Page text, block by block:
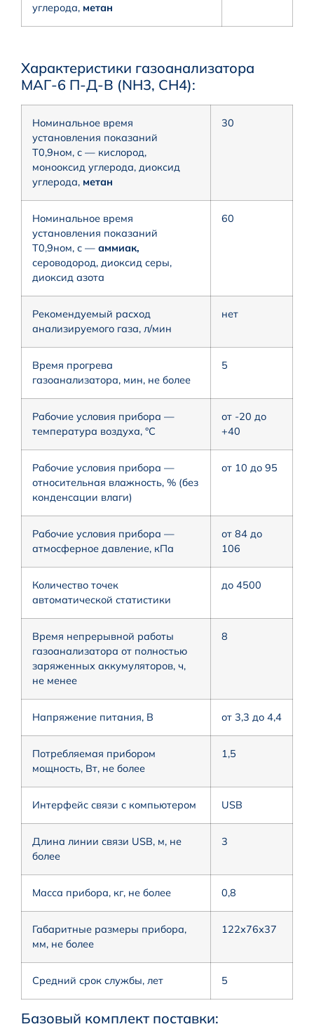
углерода, метан
Характеристики газоанализатора
МАГ-6 П-Д-В (NH3, CH4):
Номинальное время
установления показаний
Т0,9ном, с — кислород,
монооксид углерода, диоксид
углерода, метан
30
Номинальное время
установления показаний
Т0,9ном, с — аммиак,
сероводород, диоксид серы,
диоксид азота
60
Рекомендуемый расход
анализируемого газа, л/мин
нет
Время прогрева
газоанализатора, мин, не более
5
Рабочие условия прибора —
температура воздуха, °С
от -20 до
+40
Рабочие условия прибора —
относительная влажность, % (без
конденсации влаги)
от 10 до 95
Рабочие условия прибора —
атмосферное давление, кПа
от 84 до
106
Количество точек
автоматической статистики
до 4500
Время непрерывной работы
газоанализатора от полностью
заряженных аккумуляторов, ч,
не менее
8
Напряжение питания, В от 3,3 до 4,4
Потребляемая прибором
мощность, Вт, не более
1,5
Интерфейс связи с компьютером USB
Длина линии связи USB, м, не
более
3
Масса прибора, кг, не более 0,8
Габаритные размеры прибора,
мм, не более
122х76х37
Средний срок службы, лет 5
Базовый комплект поставки: